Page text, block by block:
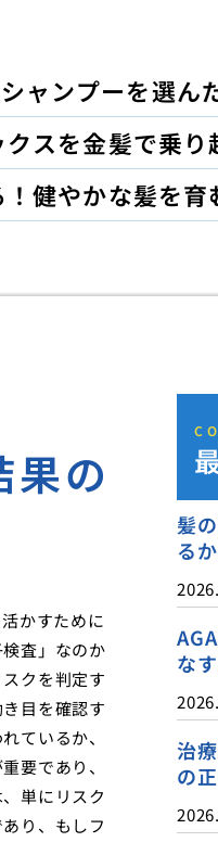
ャンプーを選ん
スを金髪で乗り
健やかな髪を育
果の
かすために
査」なのか
クを判定す
目を確認す
ているか、
要であり、
単にリスク
り、もしフ
髪
る
な
治
の